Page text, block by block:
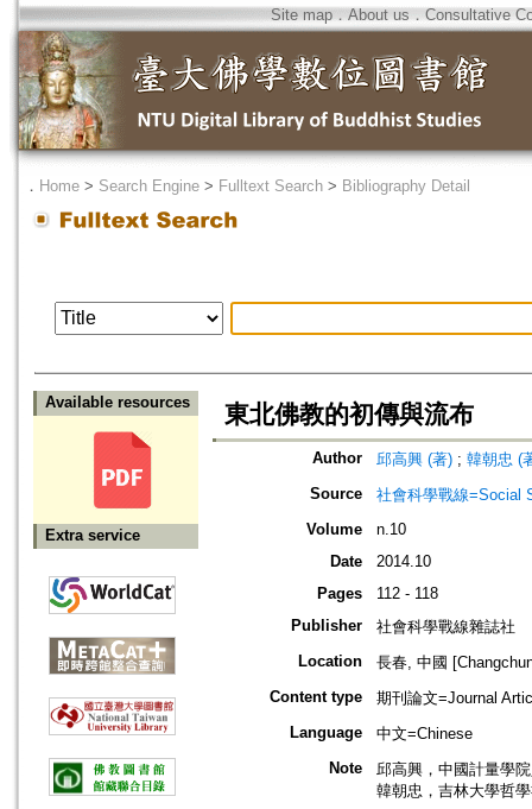
Site map．About us ． Consultative
． Home > Search Engine > Fulltext Search > Bibliography Detail
Available resources
Extra service
東北佛教的初傳與流布
Author 邱高興 (著) ; 韓朝忠 (
Source
社會科學戰線=Social
Volume
n.10
Date
2014.10
Pages
112 - 118
Publisher
社會科學戰線雜誌社
Location
長春, 中國
Content type
期刊論文=Journal
Language
中文=Chinese
Note
邱高興，中國計量學
韓朝忠，吉林大學哲